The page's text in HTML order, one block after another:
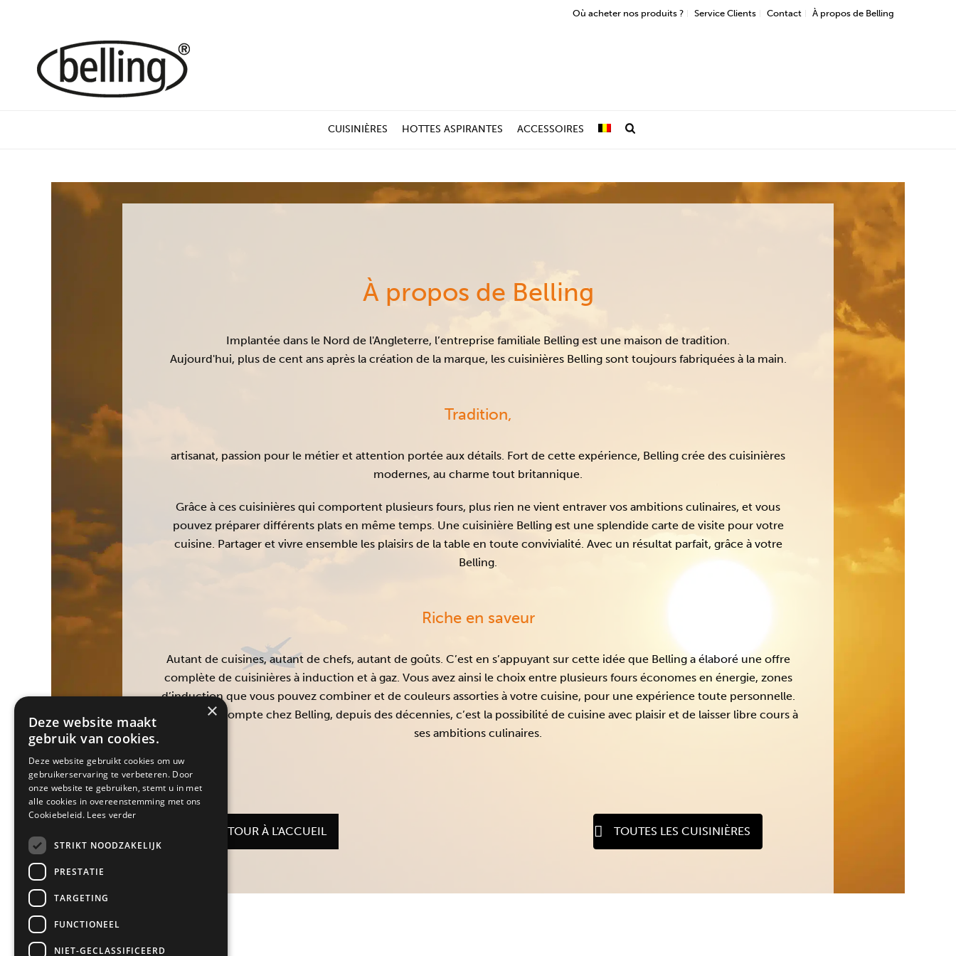
Où acheter nos produits ? Service Clients Contact À propos de Belling
CUISINIÈRES HOTTES ASPIRANTES ACCESSOIRES
À propos de Belling
Implantée dans le Nord de l'Angleterre, l’entreprise familiale Belling est une maison de tradition.
Aujourd'hui, plus de cent ans après la création de la marque, les cuisinières Belling sont toujours fabriquées à la main.
Tradition,
artisanat, passion pour le métier et attention portée aux détails. Fort de cette expérience, Belling crée des cuisinières
modernes, au charme tout britannique.
Grâce à ces cuisinières qui comportent plusieurs fours, plus rien ne vient entraver vos ambitions culinaires, et vous
pouvez préparer différents plats en même temps. Une cuisinière Belling est une splendide carte de visite pour votre
cuisine. Partager et vivre ensemble les plaisirs de la table en toute convivialité. Avec un résultat parfait, grâce à votre
Belling.
Riche en saveur
Autant de cuisines, autant de chefs, autant de goûts. C’est en s’appuyant sur cette idée que Belling a élaboré une offre
complète de cuisinières à induction et à gaz. Vous avez ainsi le choix entre plusieurs fours économes en énergie, zones
d’induction que vous pouvez combiner et de couleurs assorties à votre cuisine, pour une expérience toute personnelle.
Tout ce qui compte chez Belling, depuis des décennies, c’est la possibilité de cuisine avec plaisir et de laisser libre cours à
ses ambitions culinaires.
RETOUR À L'ACCUEIL TOUTES LES CUISINIÈRES
×
Deze website maakt
gebruik van cookies.
Deze website gebruikt cookies om uw
gebruikerservaring te verbeteren. Door
onze website te gebruiken, stemt u in met
alle cookies in overeenstemming met ons
Cookiebeleid. Lees verder
STRIKT NOODZAKELIJK
PRESTATIE
TARGETING
FUNCTIONEEL
NIET-GECLASSIFICEERD